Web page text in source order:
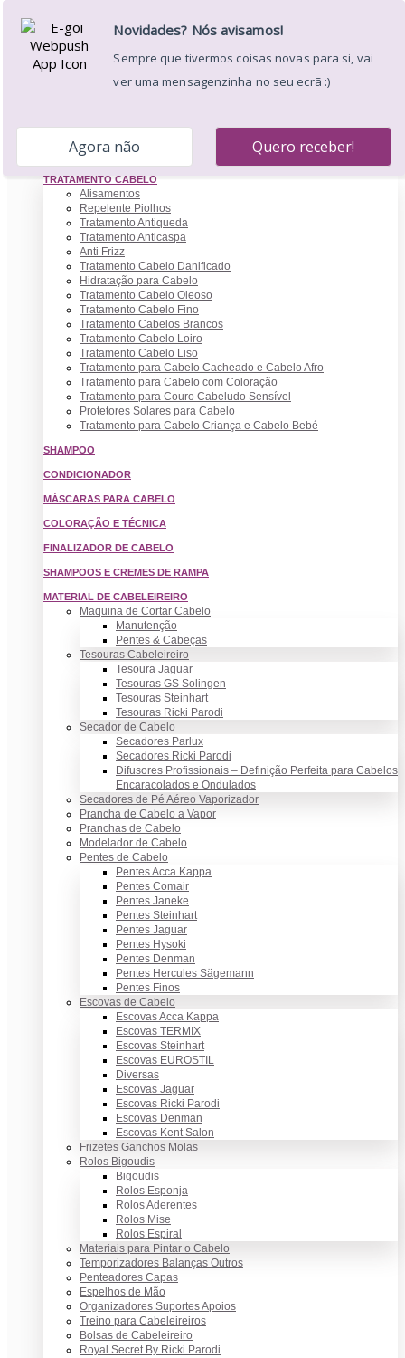
Minha Conta
Carrinho
TRATAMENTO CABELO
Alisamentos
Repelente Piolhos
Tratamento Antiqueda
Tratamento Anticaspa
Anti Frizz
Tratamento Cabelo Danificado
Hidratação para Cabelo
Tratamento Cabelo Oleoso
Tratamento Cabelo Fino
Tratamento Cabelos Brancos
Tratamento Cabelo Loiro
Tratamento Cabelo Liso
Tratamento para Cabelo Cacheado e Cabelo Afro
Tratamento para Cabelo com Coloração
Tratamento para Couro Cabeludo Sensível
Protetores Solares para Cabelo
Tratamento para Cabelo Criança e Cabelo Bebé
SHAMPOO
CONDICIONADOR
MÁSCARAS PARA CABELO
COLORAÇÃO E TÉCNICA
FINALIZADOR DE CABELO
SHAMPOOS E CREMES DE RAMPA
MATERIAL DE CABELEIREIRO
Maquina de Cortar Cabelo
Manutenção
Pentes & Cabeças
Tesouras Cabeleireiro
Tesoura Jaguar
Tesouras GS Solingen
Tesouras Steinhart
Tesouras Ricki Parodi
Secador de Cabelo
Secadores Parlux
Secadores Ricki Parodi
Difusores Profissionais – Definição Perfeita para Cabelos
Encaracolados e Ondulados
Secadores de Pé Aéreo Vaporizador
Prancha de Cabelo a Vapor
Pranchas de Cabelo
Modelador de Cabelo
Pentes de Cabelo
Pentes Acca Kappa
Pentes Comair
Pentes Janeke
Pentes Steinhart
Pentes Jaguar
Pentes Hysoki
Pentes Denman
Pentes Hercules Sägemann
Pentes Finos
Escovas de Cabelo
Escovas Acca Kappa
Escovas TERMIX
Escovas Steinhart
Escovas EUROSTIL
Diversas
Escovas Jaguar
Escovas Ricki Parodi
Escovas Denman
Escovas Kent Salon
Frizetes Ganchos Molas
Rolos Bigoudis
Bigoudis
Rolos Esponja
Rolos Aderentes
Rolos Mise
Rolos Espiral
Materiais para Pintar o Cabelo
Temporizadores Balanças Outros
Penteadores Capas
Espelhos de Mão
Organizadores Suportes Apoios
Treino para Cabeleireiros
Bolsas de Cabeleireiro
Royal Secret By Ricki Parodi